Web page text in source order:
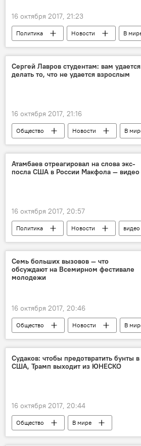
16 октября 2017, 21:23
Политика Новости
В
Россия
КНДР
Владимир
ООН
Совет безопасности
ракета
испытания
Сергей Лавров студентам: вам удается
делать то, что не удается взрослым
16 октября 2017, 21:16
Общество Новости
В
Россия
Пресс-дайджест
Сергей Лавров
отношения
Атамбаев отреагировал на слова экс-
посла США в России Макфола — видео
16 октября 2017, 20:57
Политика Новости
видео
В мире
Кыргызстан
Алмазбек Атамбаев
Семь больших вызовов — что
обсуждают на Всемирном фестивале
молодежи
16 октября 2017, 20:46
Общество Новости
В
Кыргызстан
Культура
Всемирный фестиваль молодежи
Судаков: чтобы предотвратить бунты в
США, Трамп выходит из ЮНЕСКО
16 октября 2017, 20:44
Общество
В мире
Радио Sputnik Кыргызстан
США